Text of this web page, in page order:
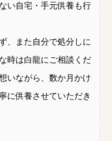
い自宅・手元供養も行
、また自分で処分しに
時は白龍にご相談くだ
いながら、数か月かけ
に供養させていただき